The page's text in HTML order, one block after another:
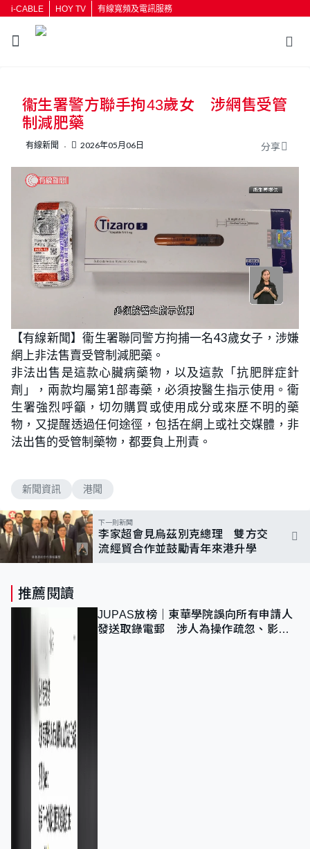
i-CABLE HOY TV 有線寬頻及電訊服務
按輸入鍵開始搜尋
衞生署警方聯手拘43歲女 涉網售受管
制減肥藥
有線新聞 2026年05月06日 分享
n
m
t
e
o
a
d
e
d
:
1
0
0
.
0
0
%
【有線新聞】衞生署聯同警方拘捕一名43歲女子，涉嫌
網上非法售賣受管制減肥藥。
非法出售是這款心臟病藥物，以及這款「抗肥胖症針
劑」，兩款均屬第1部毒藥，必須按醫生指示使用。衞
生署強烈呼籲，切勿購買或使用成分或來歷不明的藥
物，又提醒透過任何途徑，包括在網上或社交媒體，非
法出售的受管制藥物，都要負上刑責。
新聞資訊 港聞
下一則新聞
李家超會見烏茲別克總理 雙方交
流經貿合作並鼓勵青年來港升學
推薦閱讀
JUPAS放榜｜東華學院誤向所有申請人
發送取錄電郵 涉人為操作疏忽、影響